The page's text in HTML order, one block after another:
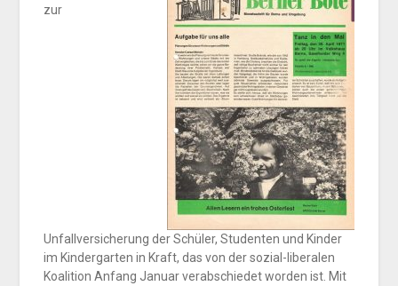
zur
Unfallversicherung der Schüler, Studenten und Kinder
im Kindergarten in Kraft, das von der sozial-liberalen
Koalition Anfang Januar verabschiedet worden ist. Mit